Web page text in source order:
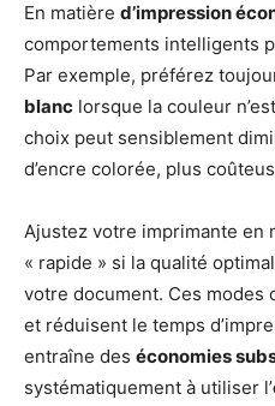
En matière d’impression
comportements intelligents
Par exemple, préférez
blanc lorsque la couleur
choix peut sensiblement
d’encre colorée, plus
Ajustez votre imprimante en
« rapide » si la qualité
votre document. Ces modes
et réduisent le temps
entraîne des économies
systématiquement à utiliser l’